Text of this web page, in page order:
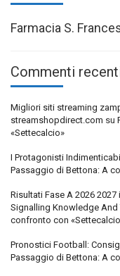
Farmacia S.
Commenti
Migliori siti streaming
streamshopdirect.com su
«Settecalcio»
I Protagonisti
Passaggio di Bettona: A
Risultati Fase A 2026
Signalling Knowledge And
confronto con
Pronostici Football:
Passaggio di Bettona: A